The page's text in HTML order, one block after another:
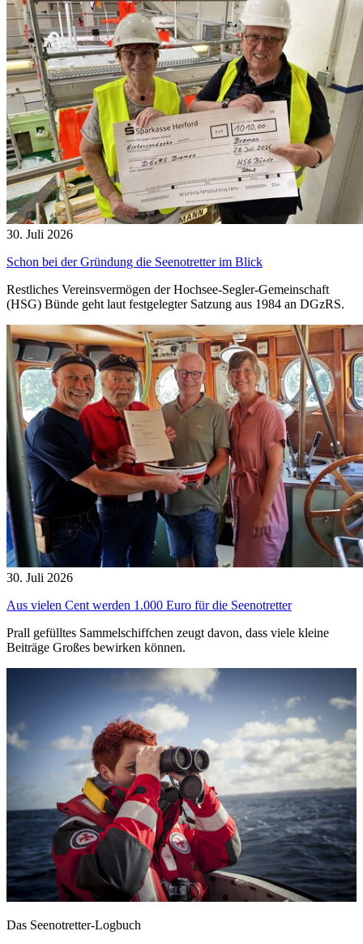
30. Juli 2026
Schon bei der Gründung die Seenotretter im Blick
Restliches Vereinsvermögen der Hochsee-Segler-Gemeinschaft
(HSG) Bünde geht laut festgelegter Satzung aus 1984 an DGzRS.
30. Juli 2026
Aus vielen Cent werden 1.000 Euro für die Seenotretter
Prall gefülltes Sammelschiffchen zeugt davon, dass viele kleine
Beiträge Großes bewirken können.
Das Seenotretter-Logbuch